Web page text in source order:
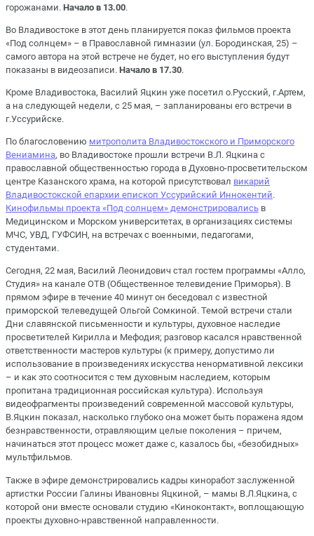
горожанами. Начало в 13.00.
Во Владивостоке в этот день планируется показ фильмов проекта
«Под солнцем» – в Православной гимназии (ул. Бородинская, 25) –
самого автора на этой встрече не будет, но его выступления будут
показаны в видеозаписи. Начало в 17.30.
Кроме Владивостока, Василий Яцкин уже посетил о.Русский, г.Артем,
а на следующей недели, с 25 мая, – запланированы его встречи в
г.Уссурийске.
По благословению митрополита Владивостокского и Приморского
Вениамина, во Владивостоке прошли встречи В.Л. Яцкина с
православной общественностью города в Духовно-просветительском
центре Казанского храма, на которой присутствовал викарий
Владивостокской епархии епископ Уссурийский Иннокентий.
Кинофильмы проекта «Под солнцем» демонстрировались в
Медицинском и Морском университетах, в организациях системы
МЧС, УВД, ГУФСИН, на встречах с военными, педагогами,
студентами.
Сегодня, 22 мая, Василий Леонидович стал гостем программы «Алло,
Студия» на канале ОТВ (Общественное телевидение Приморья). В
прямом эфире в течение 40 минут он беседовал с известной
приморской телеведущей Ольгой Сомкиной. Темой встречи стали
Дни славянской письменности и культуры, духовное наследие
просветителей Кирилла и Мефодия; разговор касался нравственной
ответственности мастеров культуры (к примеру, допустимо ли
использование в произведениях искусства ненормативной лексики
– и как это соотносится с тем духовным наследием, которым
пропитана традиционная российская культура). Используя
видеофрагменты произведений современной массовой культуры,
В.Яцкин показал, насколько глубоко она может быть поражена ядом
безнравственности, отравляющим целые поколения – причем,
начинаться этот процесс может даже с, казалось бы, «безобидных»
мультфильмов.
Также в эфире демонстрировались кадры киноработ заслуженной
артистки России Галины Ивановны Яцкиной, – мамы В.Л.Яцкина, с
которой они вместе основали студию «Киноконтакт», воплощающую
проекты духовно-нравственной направленности.